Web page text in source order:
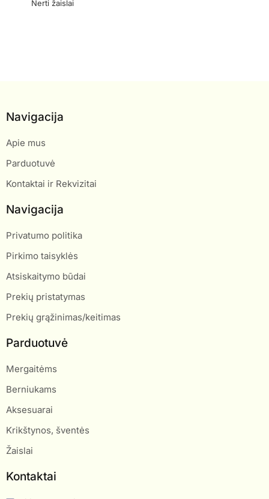
Nerti žaislai
Navigacija
Apie mus
Parduotuvė
Kontaktai ir Rekvizitai
Navigacija
Privatumo politika
Pirkimo taisyklės
Atsiskaitymo būdai
Prekių pristatymas
Prekių grąžinimas/keitimas
Parduotuvė
Mergaitėms
Berniukams
Aksesuarai
Krikštynos, šventės
Žaislai
Kontaktai